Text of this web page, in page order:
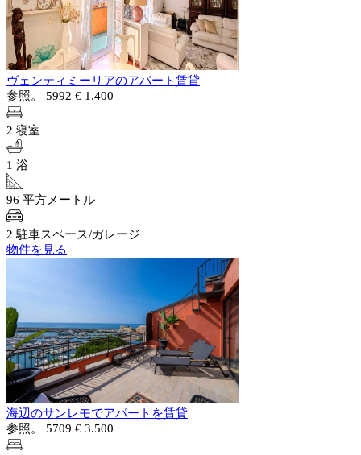
ヴェンティミーリアのアパート賃貸
参照。 5992 € 1.400
2 寝室
1 浴
96 平方メートル
2 駐車スペース/ガレージ
物件を見る
海辺のサンレモでアパートを賃貸
参照。 5709 € 3.500